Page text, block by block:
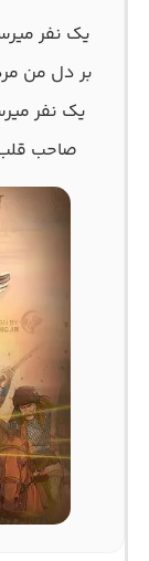
یک نفر
بر دل من
یک نفر
صاحب